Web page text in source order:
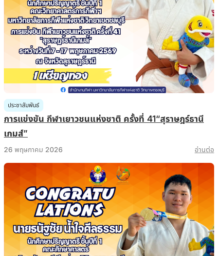
ประชาสัมพันธ์
การแข่งขัน กีฬาเยาวชนแห่งชาติ ครั้งที่ 41“สุราษฎร์ธานี
เกมส์”
26 พฤษภาคม 2026 อ่านต่อ